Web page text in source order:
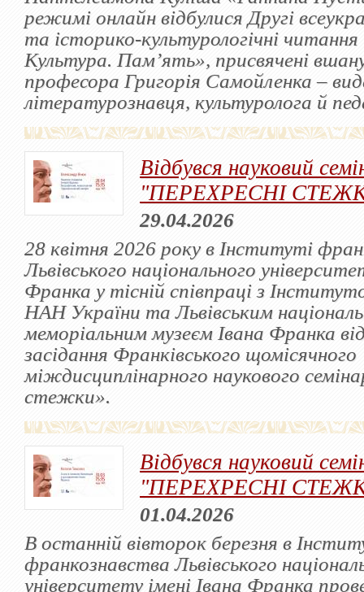
режимі онлайн відбулися Другі
та історико-культурологічні
Культура. Пам’ять», присвячені
професора Григорія Самойленка –
літературознавця, культуролога й
Відбувся науковий
"ПЕРЕХРЕСНІ
29.04.2026
28 квітня 2026 року в Інституті
Львівського національного
Франка у тісній співпраці з
НАН України та Львівським
меморіальним музеєм Івана Франка
засідання Франківського щомісячного
міждисциплінарного наукового
стежки».
Відбувся науковий
"ПЕРЕХРЕСНІ
01.04.2026
В останній вівторок березня в
франкознавства Львівського
університету імені Івана Франка